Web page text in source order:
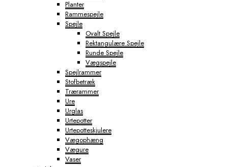
Planter
Rammespejle
Spejle
Ovalt Spejle
Rektangulære Spejle
Runde Spejle
Vægspejle
Spejlrammer
Stofbetræk
Trærammer
Ure
Urglas
Urtepotter
Urtepotteskjulere
Vægophæng
Vægure
Vaser